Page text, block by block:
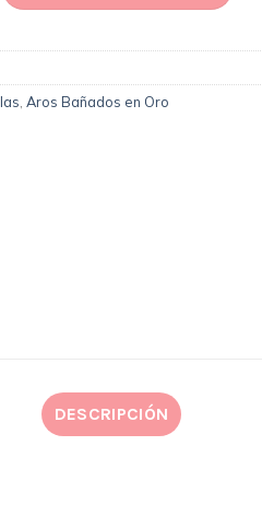
Aros Bañados en Oro
DESCRIPCIÓN